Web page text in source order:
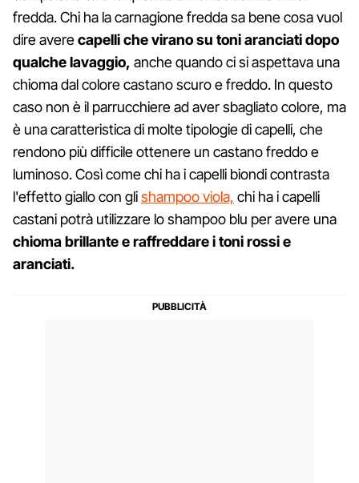
fredda. Chi ha la carnagione fredda sa bene cosa vuol
dire averecapelli che virano su toni aranciati dopo
qualche lavaggio, anche quando ci si aspettava una
chioma dal colore castano scuro e freddo. In questo
caso non è il parrucchiere ad aver sbagliato colore, ma
è una caratteristica di molte tipologie di capelli, che
rendono più difficile ottenere un castano freddo e
luminoso. Così come chi ha i capelli biondi contrasta
l'effetto giallo con glishampoo viola, chi ha i capelli
castani potrà utilizzare lo shampoo blu per avere una
chioma brillante e raffreddare i toni rossi e
aranciati.